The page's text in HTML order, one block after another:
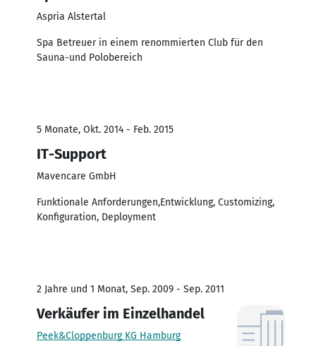
Aspria Alstertal
Spa Betreuer in einem renommierten Club für den
Sauna-und Polobereich
5 Monate, Okt. 2014 - Feb. 2015
IT-Support
Mavencare GmbH
Funktionale Anforderungen,Entwicklung, Customizing,
Konfiguration, Deployment
2 Jahre und 1 Monat, Sep. 2009 - Sep. 2011
Verkäufer im Einzelhandel
Peek&Cloppenburg KG Hamburg